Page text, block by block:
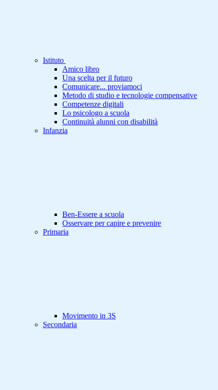
Istituto
Amico libro
Una scelta per il futuro
Comunicare... proviamoci
Metodo di studio e tecnologie compensative
Competenze digitali
Lo psicologo a scuola
Continuità alunni con disabilità
Infanzia
Ben-Essere a scuola
Osservare per capire e prevenire
Primaria
Movimento in 3S
Secondaria